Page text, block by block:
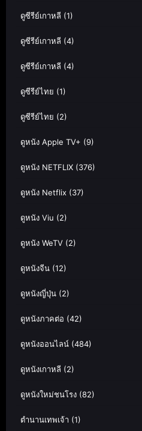
ดูซีรีย์เกาหลี (1)
ดูซีรีย์เกาหลี (4)
ดูซีรีย์เกาหลี (4)
ดูซีรีย์ไทย (1)
ดูซีรีย์ไทย (2)
ดูหนัง Apple TV+ (9)
ดูหนัง NETFLIX (376)
ดูหนัง Netflix (37)
ดูหนัง Viu (2)
ดูหนัง WeTV (2)
ดูหนังจีน (12)
ดูหนังญี่ปุ่น (2)
ดูหนังภาคต่อ (42)
ดูหนังออนไลน์ (484)
ดูหนังเกาหลี (2)
ดูหนังใหม่ชนโรง (82)
ตำนานเทพเจ้า (1)